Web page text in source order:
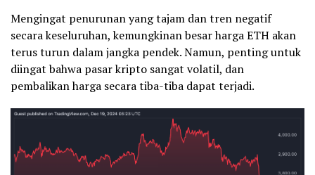
Mengingat penurunan yang tajam dan tren negatif
secara keseluruhan, kemungkinan besar harga ETH akan
terus turun dalam jangka pendek. Namun, penting untuk
diingat bahwa pasar kripto sangat volatil, dan
pembalikan harga secara tiba-tiba dapat terjadi.